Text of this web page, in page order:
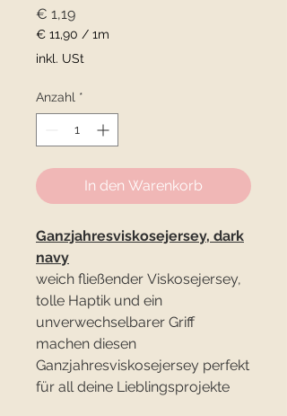
€ 1,19Preis
€ 11,90 / 1m
€ 11,90
Meter
inkl. USt
Anzahl *
In den Warenkorb
Ganzjahresviskosejersey, dark
navy
weich fließender Viskosejersey,
tolle Haptik und ein
unverwechselbarer Griff
machen diesen
Ganzjahresviskosejersey perfekt
für all deine Lieblingsprojekte